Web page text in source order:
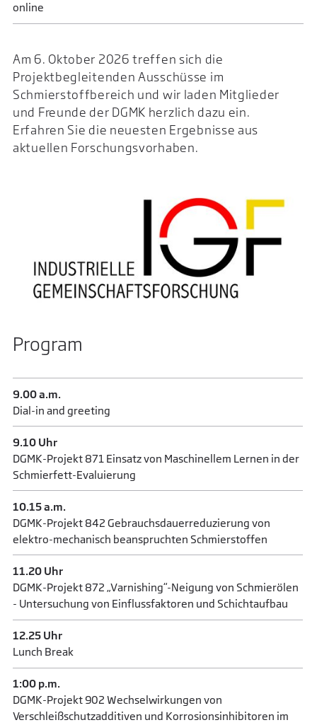
online
Am 6. Oktober 2026 treffen sich die
Projektbegleitenden Ausschüsse im
Schmierstoffbereich und wir laden Mitglieder
und Freunde der DGMK herzlich dazu ein.
Erfahren Sie die neuesten Ergebnisse aus
aktuellen Forschungsvorhaben.
Program
9.00 a.m.
Dial-in and greeting
9.10 Uhr
DGMK-Projekt 871 Einsatz von Maschinellem Lernen in der
Schmierfett-Evaluierung
10.15 a.m.
DGMK-Projekt 842 Gebrauchsdauerreduzierung von
elektro-mechanisch beanspruchten Schmierstoffen
11.20 Uhr
DGMK-Projekt 872 „Varnishing“-Neigung von Schmierölen
- Untersuchung von Einflussfaktoren und Schichtaufbau
12.25 Uhr
Lunch Break
1:00 p.m.
DGMK-Projekt 902 Wechselwirkungen von
Verschleißschutzadditiven und Korrosionsinhibitoren im